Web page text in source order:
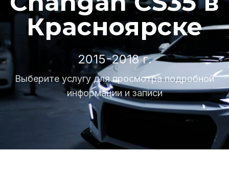
Красноярске
2015-2018 г.
Выберите услугу для просмотра подробной
информации и записи